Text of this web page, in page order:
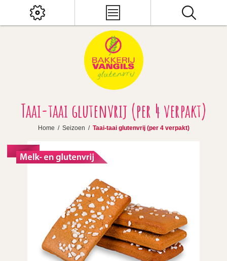
Taai-taai glutenvrij (per 4 verpakt)
Home / Seizoen / Taai-taai glutenvrij (per 4 verpakt)